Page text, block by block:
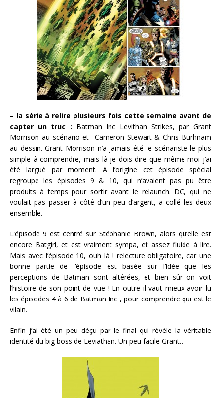
– la série à relire plusieurs fois cette semaine avant de
capter un truc : Batman Inc Levithan Strikes, par Grant
Morrison au scénario et Cameron Stewart & Chris Burhnam
au dessin. Grant Morrison n’a jamais été le scénariste le plus
simple à comprendre, mais là je dois dire que même moi j’ai
été largué par moment. A l’origine cet épisode spécial
regroupe les épisodes 9 & 10, qui n’avaient pas pu être
produits à temps pour sortir avant le relaunch. DC, qui ne
voulait pas passer à côté d’un peu d’argent, a collé les deux
ensemble.
L’épisode 9 est centré sur Stéphanie Brown, alors qu’elle est
encore Batgirl, et est vraiment sympa, et assez fluide à lire.
Mais avec l’épisode 10, ouh là ! relecture obligatoire, car une
bonne partie de l’épisode est basée sur l’idée que les
perceptions de Batman sont altérées, et bien sûr on voit
l’histoire de son point de vue ! En outre il vaut mieux avoir lu
les épisodes 4 à 6 de Batman Inc , pour comprendre qui est le
vilain.
Enfin j’ai été un peu déçu par le final qui révèle la véritable
identité du big boss de Leviathan. Un peu facile Grant…